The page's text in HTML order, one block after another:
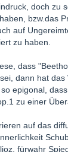
doch zu
bzw.das
auf
zu haben.
dass
dann hat das
epigonal,
zu einer
auf das
fürwahr